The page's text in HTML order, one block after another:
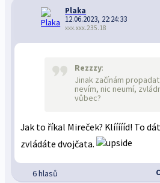
Plaka
12.06.2023, 22:24:33
xxx.xxx.235.18
Rezzzy:
Jinak začínám
nevím, nic neumí,
vůbec?
Jak to říkal Mireček? Klíííííd! To
zvládáte dvojčata.
6 hlasů